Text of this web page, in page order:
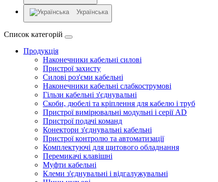
Українська
Список категорій
Продукція
Наконечники кабельні силові
Пристрої захисту
Силові роз'єми кабельні
Наконечники кабельні слабкострумові
Гільзи кабельні з'єднувальні
Скоби, дюбелі та кріплення для кабелю і труб
Пристрої вимірювальні модульні і серії AD
Пристрої подачі команд
Конектори з'єднувальні кабельні
Пристрої контролю та автоматизації
Комплектуючі для щитового обладнання
Перемикачі клавішні
Муфти кабельні
Клеми з'єднувальні і відгалужувальні